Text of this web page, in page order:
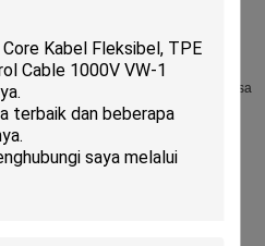
tembaga, IEC60228 CL5
fleksibel dengan tekanan
tanpa tegangan tarik atau gerakan paksa
tetapi tidak terbuka. Cocok untuk
kabel di alat mesin,